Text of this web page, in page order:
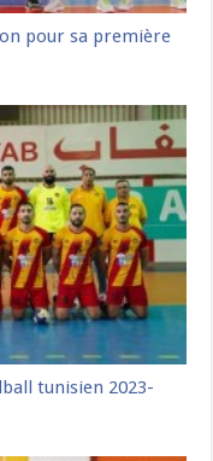
pour sa première
tunisien 2023-